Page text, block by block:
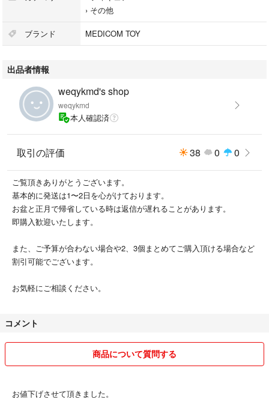
› その他
ブランド MEDICOM TOY
出品者情報
weqykmd's shop
weqykmd
本人確認済
取引の評価 38 0 0
ご覧頂きありがとうございます。
基本的に発送は1〜2日を心がけております。
お盆と正月で帰省している時は返信が遅れることがあります。
即購入歓迎いたします。
また、ご予算が合わない場合や2、3個まとめてご購入頂ける場合など
割引可能でございます。
お気軽にご相談ください。
コメント
商品について質問する
お値下げさせて頂きました。